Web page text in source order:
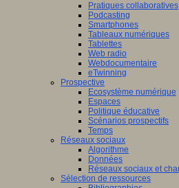
Pratiques collaboratives
Podcasting
Smartphones
Tableaux numériques
Tablettes
Web radio
Webdocumentaire
eTwinning
Prospective
Ecosystème numérique
Espaces
Politique éducative
Scénarios prospectifs
Temps
Réseaux sociaux
Algorithme
Données
Réseaux sociaux et
Sélection de ressources